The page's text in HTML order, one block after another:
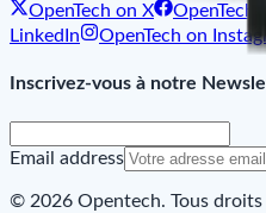
OpenTech on X OpenTech
LinkedIn
OpenTech on
Inscrivez-vous à notre
Email address
© 2026 Opentech. Tous droits